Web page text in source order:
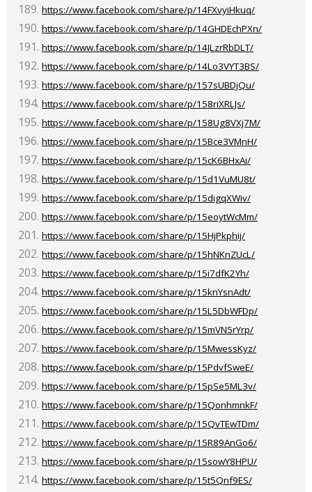
https://www.facebook.com/share/p/14FXvyiHkuq/
https://www.facebook.com/share/p/14GHDEchPXn/
https://www.facebook.com/share/p/14JLzrRbDLT/
https://www.facebook.com/share/p/14Lo3VYT3BS/
https://www.facebook.com/share/p/157sUBDjQu/
https://www.facebook.com/share/p/158riXRLJs/
https://www.facebook.com/share/p/158Ug8VXj7M/
https://www.facebook.com/share/p/15Bce3VMnH/
https://www.facebook.com/share/p/15cK6BHxAi/
https://www.facebook.com/share/p/15d1VuMU8t/
https://www.facebook.com/share/p/15digqXWiv/
https://www.facebook.com/share/p/15eoytWcMm/
https://www.facebook.com/share/p/15HjPkphij/
https://www.facebook.com/share/p/15hNKnZUcL/
https://www.facebook.com/share/p/15i7dfK2Yh/
https://www.facebook.com/share/p/15knYsnAdt/
https://www.facebook.com/share/p/15L5DbWFDp/
https://www.facebook.com/share/p/15mVN5rYrp/
https://www.facebook.com/share/p/15MwessKyz/
https://www.facebook.com/share/p/15PdvfSweE/
https://www.facebook.com/share/p/15pSe5ML3v/
https://www.facebook.com/share/p/15QonhmnkF/
https://www.facebook.com/share/p/15QvTEwTDm/
https://www.facebook.com/share/p/15R89AnGo6/
https://www.facebook.com/share/p/15sowY8HPU/
https://www.facebook.com/share/p/15t5Qnf9ES/